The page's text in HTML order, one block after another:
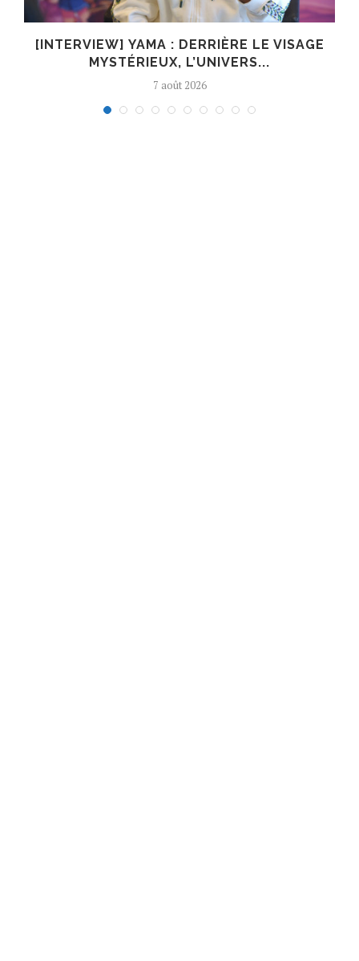
[INTERVIEW] YAMA : DERRIÈRE LE VISAGE
MYSTÉRIEUX, L’UNIVERS...
7 août 2026